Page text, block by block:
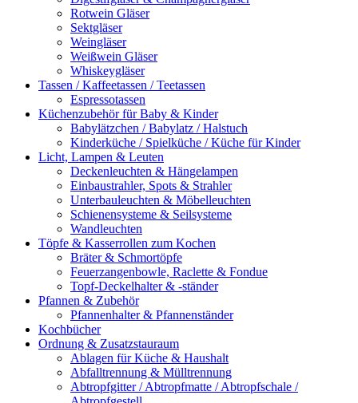
Rotwein Gläser
Sektgläser
Weingläser
Weißwein Gläser
Whiskeygläser
Tassen / Kaffeetassen / Teetassen
Espressotassen
Küchenzubehör für Baby & Kinder
Babylätzchen / Babylatz / Halstuch
Kinderküche / Spielküche / Küche für Kinder
Licht, Lampen & Leuten
Deckenleuchten & Hängelampen
Einbaustrahler, Spots & Strahler
Unterbauleuchten & Möbelleuchten
Schienensysteme & Seilsysteme
Wandleuchten
Töpfe & Kasserrollen zum Kochen
Bräter & Schmortöpfe
Feuerzangenbowle, Raclette & Fondue
Topf-Deckelhalter & -ständer
Pfannen & Zubehör
Pfannenhalter & Pfannenständer
Kochbücher
Ordnung & Zusatzstauraum
Ablagen für Küche & Haushalt
Abfalltrennung & Mülltrennung
Abtropfgitter / Abtropfmatte / Abtropfschale /